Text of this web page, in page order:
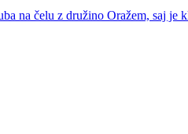
na čelu z družino Oražem, saj